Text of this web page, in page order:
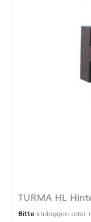
TURMA HL
Bitte einloggen oder